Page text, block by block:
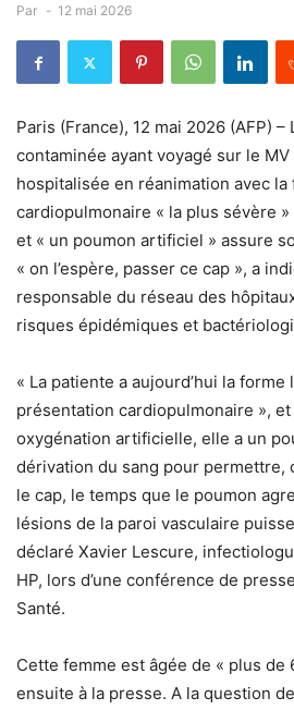
Par - 12 mai 2026
Paris (France), 12 mai 2026 (AFP) –
contaminée ayant voyagé sur le
hospitalisée en réanimation avec la
cardiopulmonaire « la plus sévère »
et « un poumon artificiel » assure
« on l’espère, passer ce cap », a
responsable du réseau des
risques épidémiques et
« La patiente a aujourd’hui la
présentation cardiopulmonaire »,
oxygénation artificielle, elle a un
dérivation du sang pour permettre,
le cap, le temps que le poumon
lésions de la paroi vasculaire
déclaré Xavier Lescure,
HP, lors d’une conférence de
Santé.
Cette femme est âgée de « plus
ensuite à la presse. A la question